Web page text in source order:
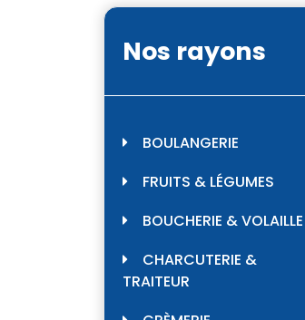
Nos rayons
BOULANGERIE
FRUITS & LÉGUMES
BOUCHERIE & VOLAILLE
CHARCUTERIE &
TRAITEUR